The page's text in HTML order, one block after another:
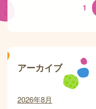
1
アーカイブ
2026年8月